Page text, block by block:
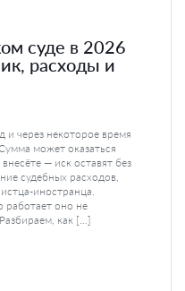
суде в 2026
расходы и
и через некоторое время
может оказаться
— иск оставят без
судебных расходов,
иностранца.
работает оно не
как […]